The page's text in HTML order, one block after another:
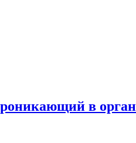
в